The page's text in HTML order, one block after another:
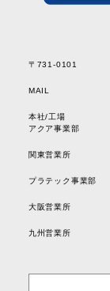
〒731-0101
MAIL
本社/工場
アクア事業部
関東営業所
プラテック事業部
大阪営業所
九州営業所